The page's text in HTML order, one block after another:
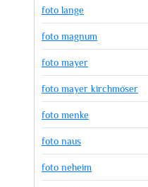
foto lange
foto magnum
foto mayer
foto mayer kirchmöser
foto menke
foto naus
foto neheim